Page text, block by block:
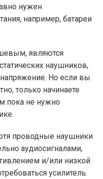
нужен
например, батареи
являются
наушников,
Но если вы
только начинаете
пока не нужно
проводные наушники
аудиосигналами,
и/или низкой
усилитель.